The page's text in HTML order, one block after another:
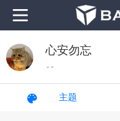
心安勿忘
“ ”
主题